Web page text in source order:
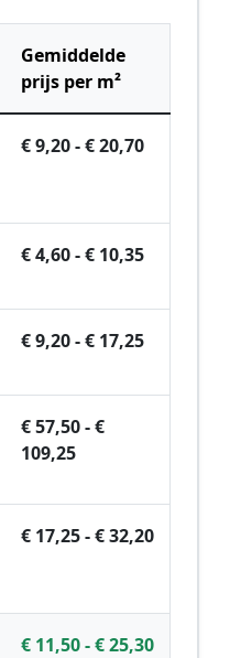
Gemiddelde
prijs per m²
€ 9,20 - € 20,70
€ 4,60 - € 10,35
€ 9,20 - € 17,25
€ 57,50 - €
109,25
€ 17,25 - € 32,20
€ 11,50 - € 25,30